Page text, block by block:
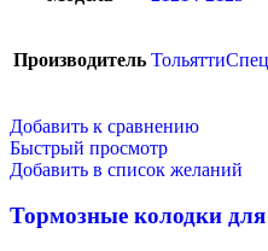
Производитель
Добавить к сравнению
Быстрый просмотр
Добавить в список желаний
Тормозные колодки